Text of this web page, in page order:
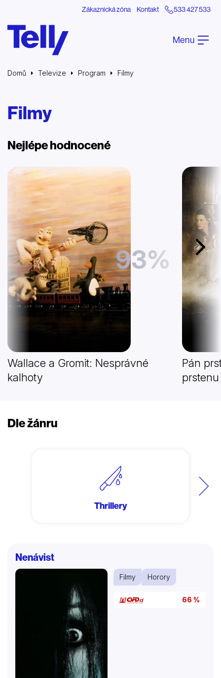
Zákaznická zóna Kontakt 533 427 533
Menu
Domů Televize Program Filmy
Filmy
Nejlépe hodnocené
Další
93%
Wallace a Gromit: Nesprávné
kalhoty
Pán
prstenu
Dle žánru
Další
Thrillery
Nenávist
Filmy Horory
66 %